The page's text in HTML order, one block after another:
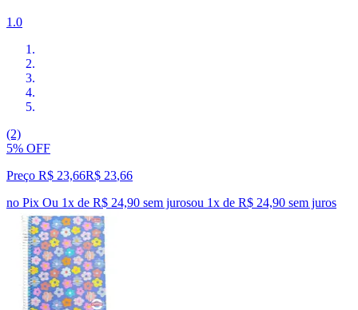
1.0
(2)
5% OFF
Preço R$ 23,66R$ 23,66
no Pix Ou 1x de R$ 24,90 sem jurosou 1x de R$ 24,90 sem juros